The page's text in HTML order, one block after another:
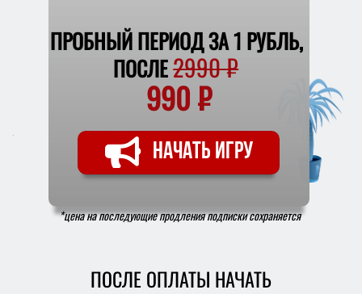
ПРОБНЫЙ ПЕРИОД ЗА 1 РУБЛЬ,
ПОСЛЕ2990₽
990₽
НАЧАТЬ ИГРУ
*цена на последующие продления подпискисохраняется
ПОСЛЕ ОПЛАТЫ НАЧАТЬ